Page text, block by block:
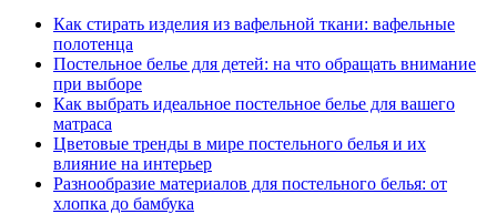
Как стирать изделия из вафельной ткани: вафельные
полотенца
Постельное белье для детей: на что обращать внимание
при выборе
Как выбрать идеальное постельное белье для вашего
матраса
Цветовые тренды в мире постельного белья и их
влияние на интерьер
Разнообразие материалов для постельного белья: от
хлопка до бамбука